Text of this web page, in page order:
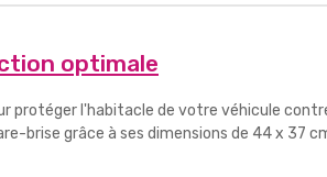
optimale
protéger l'habitacle de votre véhicule
brise grâce à ses dimensions de 44 x 37